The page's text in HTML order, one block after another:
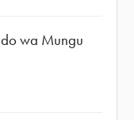
wa Mungu